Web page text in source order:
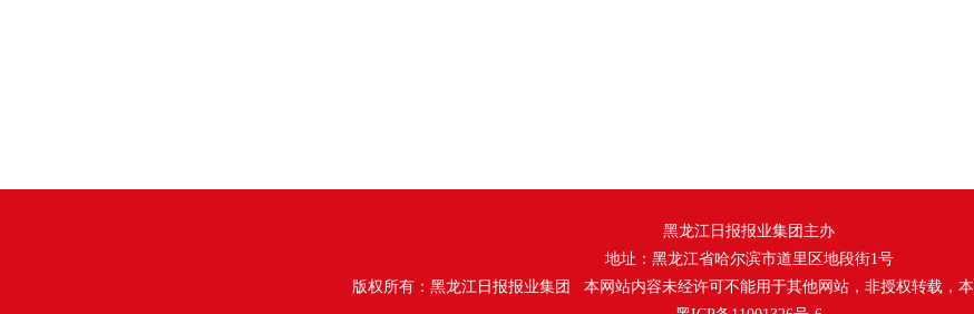
黑龙江日报报业集团主办
地址：黑龙江省哈尔滨市道里区地段街1号
版权所有：黑龙江日报报业集团 本网站内容未经许可不能用于其他网站，非授权转载，